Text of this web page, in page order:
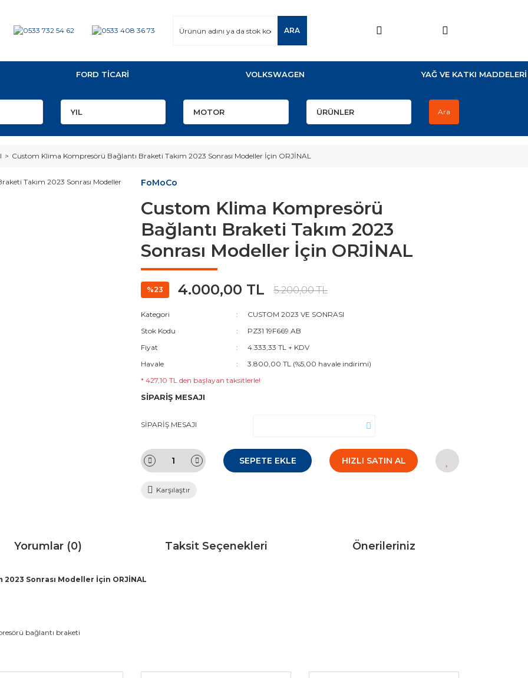
ARA
FORD TİCARİ VOLKSWAGEN YAĞ VE KATKI MADDELERİ
Ara
Custom Klima Kompresörü Bağlantı Braketi Takım 2023 Sonrası Modeller İçin ORJİNAL
FoMoCo
Custom Klima Kompresörü
Bağlantı Braketi Takım 2023
Sonrası Modeller İçin ORJİNAL
%23 4.000,00 TL 5.200,00 TL
Kategori
CUSTOM 2023 VE SONRASI
Stok Kodu
PZ31 19F669 AB
Fiyat
4.333,33 TL + KDV
Havale
3.800,00 TL (%5,00 havale indirimi)
* 427,10 TL den başlayan taksitlerle!
SİPARİŞ MESAJI
SİPARİŞ MESAJI
SEPETE EKLE HIZLI SATIN AL
Karşılaştır
Yorumlar (0) Taksit Seçenekleri Önerileriniz
Sonrası Modeller İçin ORJİNAL
diğer konularda yetersiz gördüğünüz noktaları öneri formunu kullanarak tarafımıza iletebilirsiniz.
bağlantı braketi